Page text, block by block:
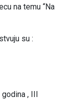
na temu “Na
su :
, III